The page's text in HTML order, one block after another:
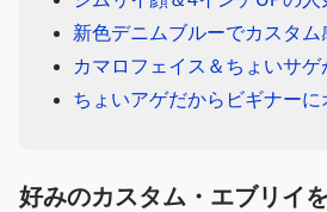
新色デニムブルーでカスタム
カマロフェイス＆ちょいサゲ
ちょいアゲだからビギナーに
好みのカスタム・エブリイ